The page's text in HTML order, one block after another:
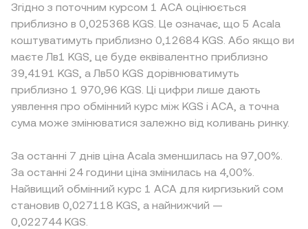
Згідно з поточним курсом 1 ACA оцінюється
приблизно в 0,025368 KGS. Це означає, що 5 Acala
коштуватимуть приблизно 0,12684 KGS. Або якщо ви
маєте Лв1 KGS, це буде еквівалентно приблизно
39,4191 KGS, а Лв50 KGS дорівнюватимуть
приблизно 1 970,96 KGS. Ці цифри лише дають
уявлення про обмінний курс між KGS і ACA, а точна
сума може змінюватися залежно від коливань ринку.
За останні 7 днів ціна Acala зменшилась на 97,00%.
За останні 24 години ціна змінилась на 4,00%.
Найвищий обмінний курс 1 ACA для киргизький сом
становив 0,027118 KGS, а найнижчий —
0,022744 KGS.